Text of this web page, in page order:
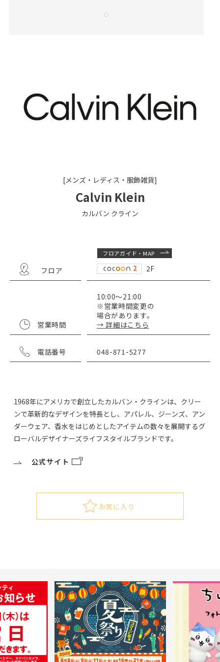
[メンズ・レディス・服飾雑貨]
Calvin Klein
カルバン クライン
フロア
フロアガイド・MAP
2F
営業時間
10:00～21:00
※営業時間変更の
場合があります。
→ 詳細はこちら
電話番号 048-871-5277
1968年にアメリカで創立したカルバン・クラインは、クリー
ンで革新的なデザインを特長とし、アパレル、ジーンズ、アン
ダーウェア、香水をはじめとしたアイテムの数々を展開するグ
ローバルデザイナーズライフスタイルブランドです。
公式サイト
お気に入り